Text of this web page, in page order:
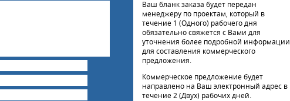
Ваш бланк заказа будет передан
менеджеру по проектам, который в
течение 1 (Одного) рабочего дня
обязательно свяжется с Вами для
уточнения более подробной информации
для составления коммерческого
предложения.
Коммерческое предложение будет
направлено на Ваш электронный адрес в
течение 2 (Двух) рабочих дней.